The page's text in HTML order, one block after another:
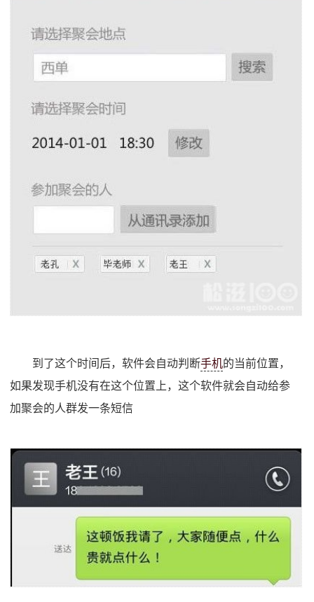
到了这个时间后，软件会自动判断手机的当前位置，
如果发现手机没有在这个位置上，这个软件就会自动给参
加聚会的人群发一条短信